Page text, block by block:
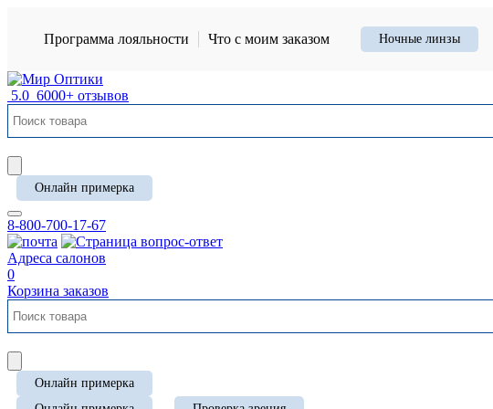
Программа лояльности Что с моим заказом Ночные линзы
5.0 6000+ отзывов
Онлайн примерка
8-800-700-17-67
Адреса салонов
0
Корзина заказов
Онлайн примерка